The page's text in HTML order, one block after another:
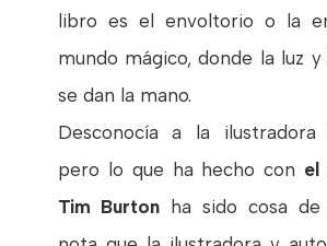
libro es el envoltorio o la
mundo mágico, donde la luz y
se dan la mano.
Desconocía a la ilustradora
pero lo que ha hecho con el
Tim Burton ha sido cosa de